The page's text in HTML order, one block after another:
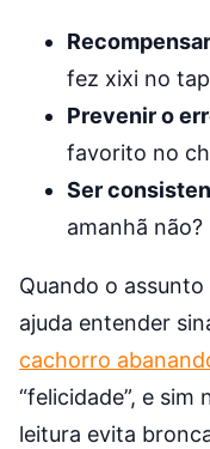
fez xixi no
Prevenir o
favorito no
Ser
amanhã
Quando o
ajuda entender
cachorro
“felicidade”, e
leitura evita